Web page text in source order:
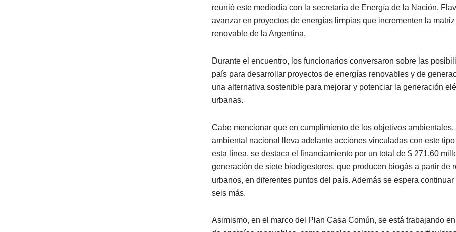
reunió este mediodía con la secretaria de Energía de la Nación,
avanzar en proyectos de energías limpias que incrementen la
renovable de la Argentina.
Durante el encuentro, los funcionarios conversaron sobre las
país para desarrollar proyectos de energías renovables y de
una alternativa sostenible para mejorar y potenciar la generación
urbanas.
Cabe mencionar que en cumplimiento de los objetivos ambientales,
ambiental nacional lleva adelante acciones vinculadas con este
esta línea, se destaca el financiamiento por un total de $ 271,60
generación de siete biodigestores, que producen biogás a partir de
urbanos, en diferentes puntos del país. Además se espera
seis más.
Asimismo, en el marco del Plan Casa Común, se está trabajando